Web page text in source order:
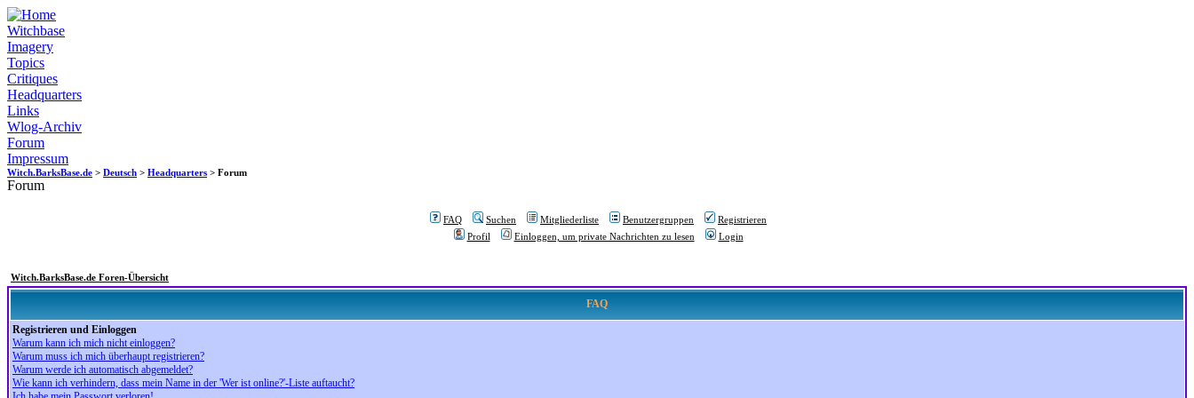
Witchbase
Imagery
Topics
Critiques
Headquarters
Links
Wlog-Archiv
Forum
Impressum
Witch.BarksBase.de > Deutsch > Headquarters > Forum
Forum
FAQ Suchen Mitgliederliste Benutzergruppen
Registrieren
Profil
Einloggen, um private Nachrichten zu lesen Login
Witch.BarksBase.de Foren-Übersicht
FAQ
Registrieren und Einloggen
Warum kann ich mich nicht einloggen?
Warum muss ich mich überhaupt registrieren?
Warum werde ich automatisch abgemeldet?
Wie kann ich verhindern, dass mein Name in der 'Wer ist online?'-Liste auftaucht?